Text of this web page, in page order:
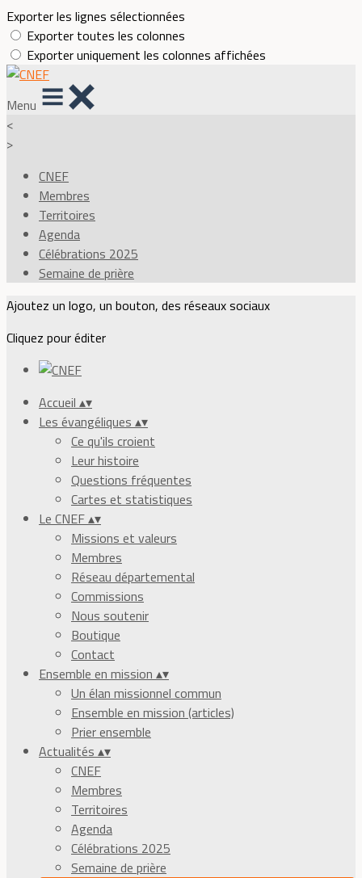
Exporter les lignes sélectionnées
Exporter toutes les colonnes
Exporter uniquement les colonnes affichées
Menu
<
>
CNEF
Membres
Territoires
Agenda
Célébrations 2025
Semaine de prière
Ajoutez un logo, un bouton, des réseaux sociaux
Cliquez pour éditer
Accueil ▴▾
Les évangéliques ▴▾
Ce qu'ils croient
Leur histoire
Questions fréquentes
Cartes et statistiques
Le CNEF▴▾
Missions et valeurs
Membres
Réseau départemental
Commissions
Nous soutenir
Boutique
Contact
Ensemble en mission ▴▾
Un élan missionnel commun
Ensemble en mission (articles)
Prier ensemble
Actualités ▴▾
CNEF
Membres
Territoires
Agenda
Célébrations 2025
Semaine de prière